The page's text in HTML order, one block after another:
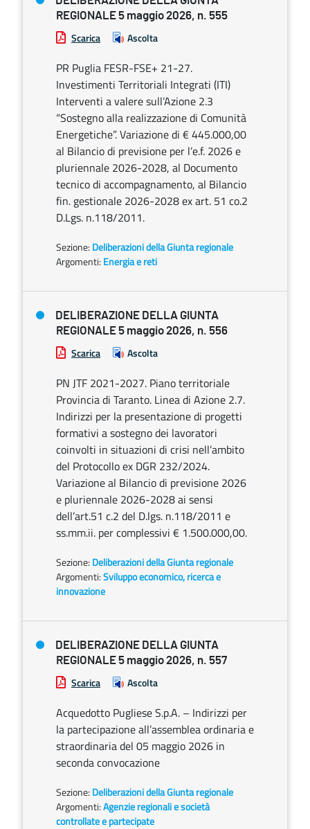
REGIONALE 5 maggio 2026, n. 555
Scarica Ascolta
PR Puglia FESR-FSE+ 21-27.
Investimenti Territoriali Integrati (ITI)
Interventi a valere sull’Azione 2.3
“Sostegno alla realizzazione di Comunità
Energetiche”. Variazione di € 445.000,00
al Bilancio di previsione per l’e.f. 2026 e
pluriennale 2026-2028, al Documento
tecnico di accompagnamento, al Bilancio
fin. gestionale 2026-2028 ex art. 51 co.2
D.Lgs. n.118/2011.
Sezione: Deliberazioni della Giunta regionale
Argomenti: Energia e reti
DELIBERAZIONE DELLA GIUNTA
REGIONALE 5 maggio 2026, n. 556
Scarica Ascolta
PN JTF 2021-2027. Piano territoriale
Provincia di Taranto. Linea di Azione 2.7.
Indirizzi per la presentazione di progetti
formativi a sostegno dei lavoratori
coinvolti in situazioni di crisi nell’ambito
del Protocollo ex DGR 232/2024.
Variazione al Bilancio di previsione 2026
e pluriennale 2026-2028 ai sensi
dell’art.51 c.2 del D.lgs. n.118/2011 e
ss.mm.ii. per complessivi € 1.500.000,00.
Sezione: Deliberazioni della Giunta regionale
Argomenti:Sviluppo economico, ricerca e
innovazione
DELIBERAZIONE DELLA GIUNTA
REGIONALE 5 maggio 2026, n. 557
Scarica Ascolta
Acquedotto Pugliese S.p.A. – Indirizzi per
la partecipazione all’assemblea ordinaria e
straordinaria del 05 maggio 2026 in
seconda convocazione
Sezione: Deliberazioni della Giunta regionale
Argomenti:Agenzie regionali e società
controllate e partecipate